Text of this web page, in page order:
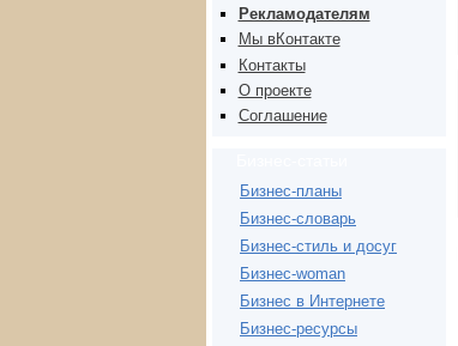
Рекламодателям
Мы вКонтакте
Контакты
О проекте
Соглашение
Бизнес-планы
Бизнес-словарь
Бизнес-стиль и досуг
Бизнес-woman
Бизнес в Интернете
Бизнес-ресурсы